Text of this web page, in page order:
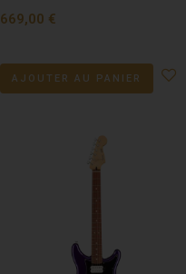
669,00 €
AJOUTER AU PANIER